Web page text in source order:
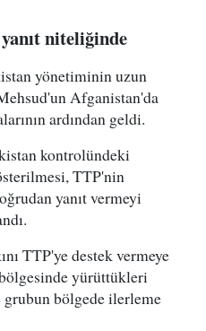
niteliğinde
yönetiminin uzun
Afganistan'da
ardından geldi.
kontrolündeki
TTP'nin
yanıt vermeyi
TTP'ye destek vermeye
yürüttükleri
grubun bölgede ilerleme